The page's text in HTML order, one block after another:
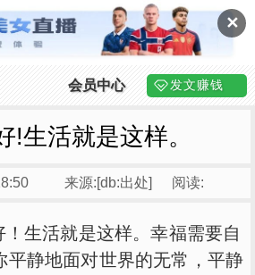
✕
会员中心 发文赚钱
!生活就是这样。
来源:[db:出处] 阅读:
生活就是这样。幸福需要自
平静地面对世界的无常，平静